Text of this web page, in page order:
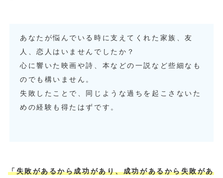
あなたが悩んでいる時に支えてくれた家族、友
人、恋人はいませんでしたか？
心に響いた映画や詩、本などの一説など些細なも
のでも構いません。
失敗したことで、同じような過ちを起こさないた
めの経験も得たはずです。
「失敗があるから成功があり、成功があるから失敗があ